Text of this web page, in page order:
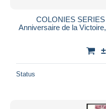
COLONIES
Anniversaire de la
Status